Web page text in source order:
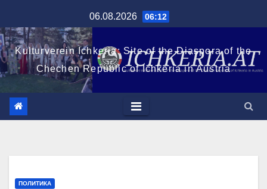
к
содержимому
06.08.2026 06:12
Kulturverein Ichkeria: Site of the Diaspora of the
Chechen Republic of Ichkeria in Austria
ПОЛИТИКА